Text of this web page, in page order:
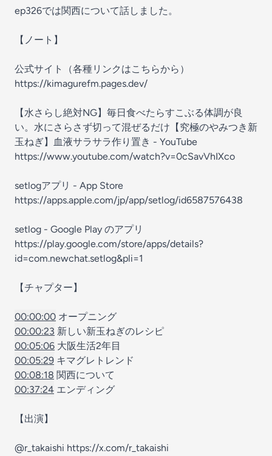
ep326では関西について話しました。
【ノート】
公式サイト（各種リンクはこちらから）
https://kimagurefm.pages.dev/
【水さらし絶対NG】毎日食べたらすこぶる体調が良
い。水にさらさず切って混ぜるだけ【究極のやみつき新
玉ねぎ】血液サラサラ作り置き - YouTube
https://www.youtube.com/watch?v=0cSavVhIXco
setlogアプリ - App Store
https://apps.apple.com/jp/app/setlog/id6587576438
setlog - Google Play のアプリ
https://play.google.com/store/apps/details?
id=com.newchat.setlog&pli=1
【チャプター】
00:00:00 オープニング
00:00:23 新しい新玉ねぎのレシピ
00:05:06 大阪生活2年目
00:05:29 キマグレトレンド
00:08:18 関西について
00:37:24 エンディング
【出演】
@r_takaishi https://x.com/r_takaishi